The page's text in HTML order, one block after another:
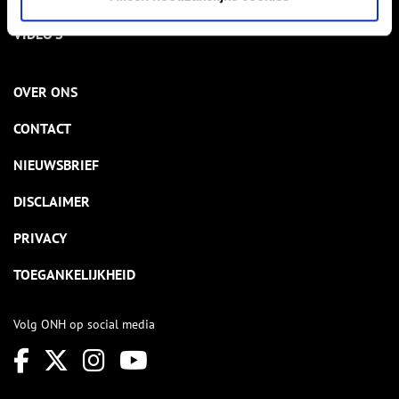
VIDEO’S
OVER ONS
CONTACT
NIEUWSBRIEF
DISCLAIMER
PRIVACY
TOEGANKELIJKHEID
Volg ONH op social media